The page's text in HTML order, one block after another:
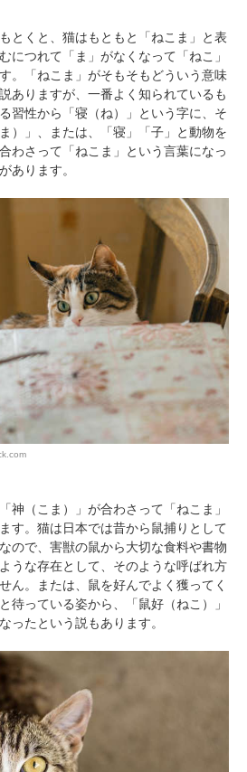
とくと、猫はもともと「ねこま」と表
につれて「ま」がなくなって「ねこ」
。「ねこま」がそもそもどういう意味
ありますが、一番よく知られているも
習性から「寝（ね）」という字に、そ
）」、または、「寝」「子」と動物を
わさって「ねこま」という言葉になっ
あります。
神（こま）」が合わさって「ねこま」
す。猫は日本では昔から鼠捕りとして
ので、害獣の鼠から大切な食料や書物
うな存在として、そのような呼ばれ方
ん。または、鼠を好んでよく獲ってく
待っている姿から、「鼠好（ねこ）」
ったという説もあります。